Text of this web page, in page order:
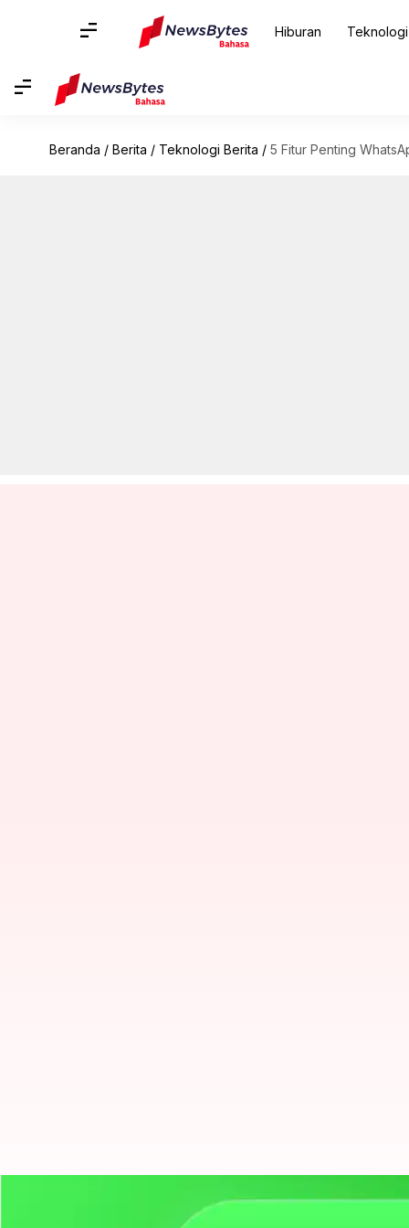
Hiburan Teknologi
Beranda / Berita / Teknologi Berita / 5 Fitur Penting
5 Fitur Penting WhatsApp Yang